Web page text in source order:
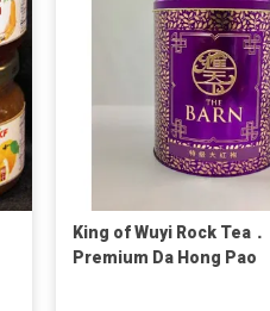
King of Wuyi Rock Tea．
Premium Da Hong Pao